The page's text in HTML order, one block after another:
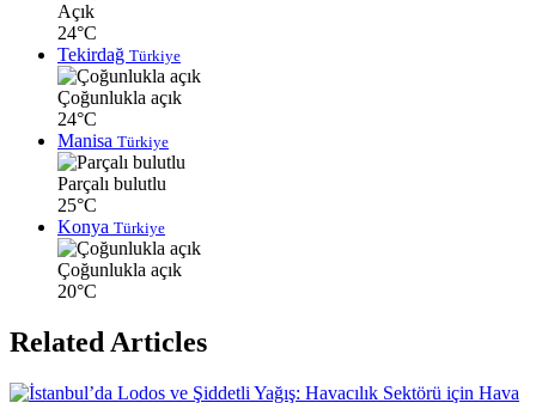
Açık
24°C
Tekirdağ Türkiye
Çoğunlukla açık
24°C
Manisa Türkiye
Parçalı bulutlu
25°C
Konya Türkiye
Çoğunlukla açık
20°C
Related Articles